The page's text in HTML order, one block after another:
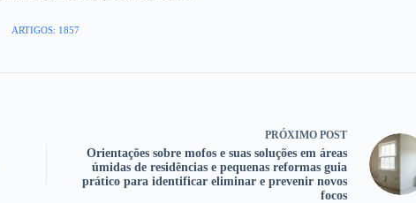
ARTIGOS: 1857
PRÓXIMO POST
Orientações sobre mofos e suas soluções em áreas
úmidas de residências e pequenas reformas guia
prático para identificar eliminar e prevenir novos
focos